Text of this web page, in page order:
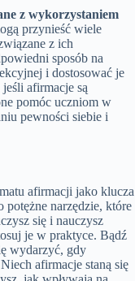
z wykorzystaniem
przynieść wiele
z ich
sposób na
i dostosować je
afirmacje są
pomóc uczniom w
pewności siebie i
afirmacji jako klucza
potężne narzędzie, które
się i nauczysz
je w praktyce. Bądź
wydarzyć, gdy
afirmacje staną się